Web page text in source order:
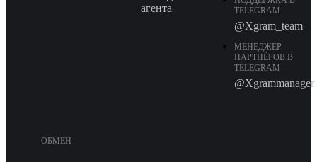
агента
TELEGRAM
@Xgram_team
МЕНЕДЖЕР
ПАРТНЁРОВ В
TELEGRAM
@Xgrammanager
ОБМЕН